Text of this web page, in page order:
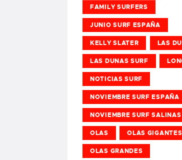
FAMILY SURFERS
JUNIO SURF ESPAÑA
KELLY SLATER LAS
LAS DUNAS SURF
NOTICIAS SURF
NOVIEMBRE SURF ESPAÑA
NOVIEMBRE SURF SALINAS
OLAS OLAS GIGANTES
OLAS GRANDES